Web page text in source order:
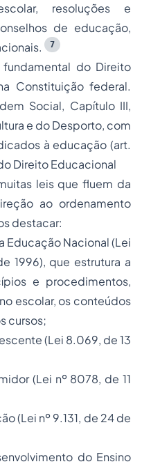
resoluções e
de educação,
7
do Direito
Constituição federal.
Social, Capítulo III,
e do Desporto, com
à educação (art.
Direito Educacional
leis que fluem da
ao ordenamento
destacar:
Educação Nacional (Lei
1996), que estrutura a
e procedimentos,
escolar, os conteúdos
cursos;
(Lei 8.069, de 13
(Lei nº 8078, de 11
(Lei nº 9.131, de 24 de
do Ensino